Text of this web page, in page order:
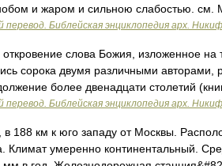
и жаром и сильною слабостью. см.
Библейская энциклопедия арх.
слова Божия, изложенное на
сорока двумя различными авторами,
более двенадцати столетий
Библейская энциклопедия арх.
км к юго западу от Москвы.
Климат умеренно континентальный.